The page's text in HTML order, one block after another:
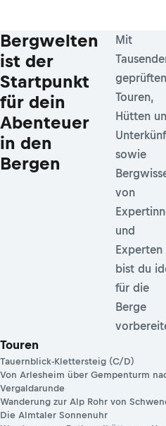
Bergwelten
ist der
Startpunkt
für dein
Abenteuer
in den
Bergen
Mit
geprüften
Touren,
Hütten
sowie
von
und
Experten
bist du
für die
Berge
Touren
Tauernblick-Klettersteig (C/D)
Von Arlesheim über Gempenturm
Vergaldarunde
Wanderung zur Alp Rohr von
Die Almtaler Sonnenuhr